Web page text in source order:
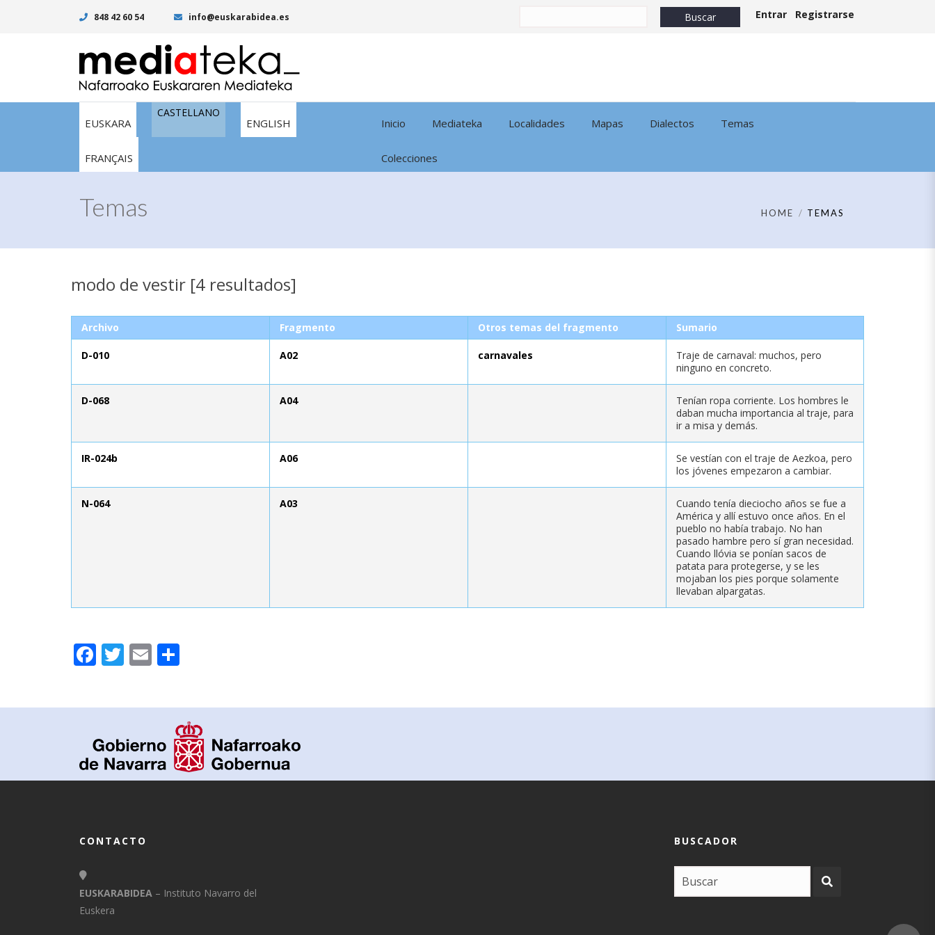
848 42 60 54 info@euskarabidea.es Entrar Registrarse
EUSKARA
CASTELLANO
ENGLISH
FRANÇAIS
Inicio Mediateka Localidades Mapas Dialectos Temas
Colecciones
Temas HOME TEMAS
modo de vestir [4 resultados]
Archivo Fragmento Otros temas del fragmento Sumario
D-010 A02 carnavales
Traje de carnaval: muchos, pero
ninguno en concreto.
D-068 A04
Tenían ropa corriente. Los hombres le
daban mucha importancia al traje, para
ir a misa y demás.
IR-024b A06
Se vestían con el traje de Aezkoa, pero
los jóvenes empezaron a cambiar.
N-064 A03
Cuando tenía dieciocho años se fue a
América y allí estuvo once años. En el
pueblo no había trabajo. No han
pasado hambre pero sí gran necesidad.
Cuando llóvia se ponían sacos de
patata para protegerse, y se les
mojaban los pies porque solamente
llevaban alpargatas.
Facebook
Twitter
Email
CONTACTO
EUSKARABIDEA – Instituto Navarro del
Euskera
BUSCADOR